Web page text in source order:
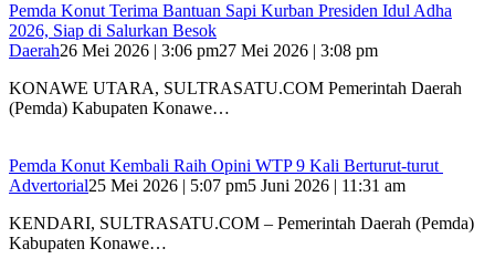
Pemda Konut Terima Bantuan Sapi Kurban Presiden Idul Adha
2026, Siap di Salurkan Besok
Daerah26 Mei 2026 | 3:06 pm27 Mei 2026 | 3:08 pm
KONAWE UTARA, SULTRASATU.COM Pemerintah Daerah
(Pemda) Kabupaten Konawe…
Pemda Konut Kembali Raih Opini WTP 9 Kali Berturut-turut
Advertorial25 Mei 2026 | 5:07 pm5 Juni 2026 | 11:31 am
KENDARI, SULTRASATU.COM – Pemerintah Daerah (Pemda)
Kabupaten Konawe…